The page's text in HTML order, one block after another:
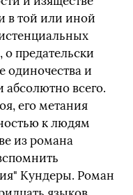
в той или иной
предательски
одиночества и
всего.
его метания
к людям
из романа
Кундеры. Роман